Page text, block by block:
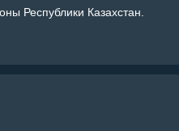
Республики Казахстан.